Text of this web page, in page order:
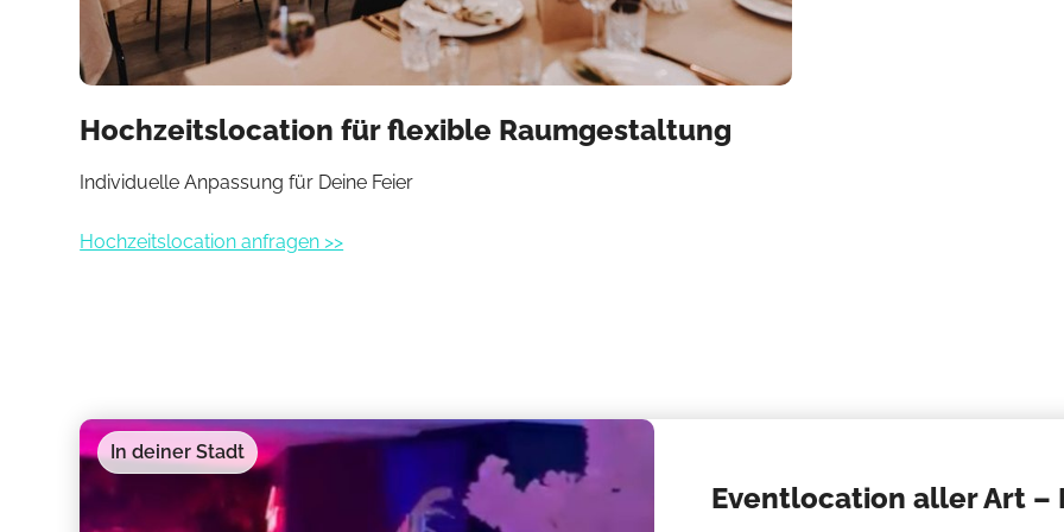
Hochzeitslocation für flexible Raumgestaltung
Individuelle Anpassung für Deine Feier
Hochzeitslocation anfragen >>
In deiner Stadt
Eventlocation aller Art –